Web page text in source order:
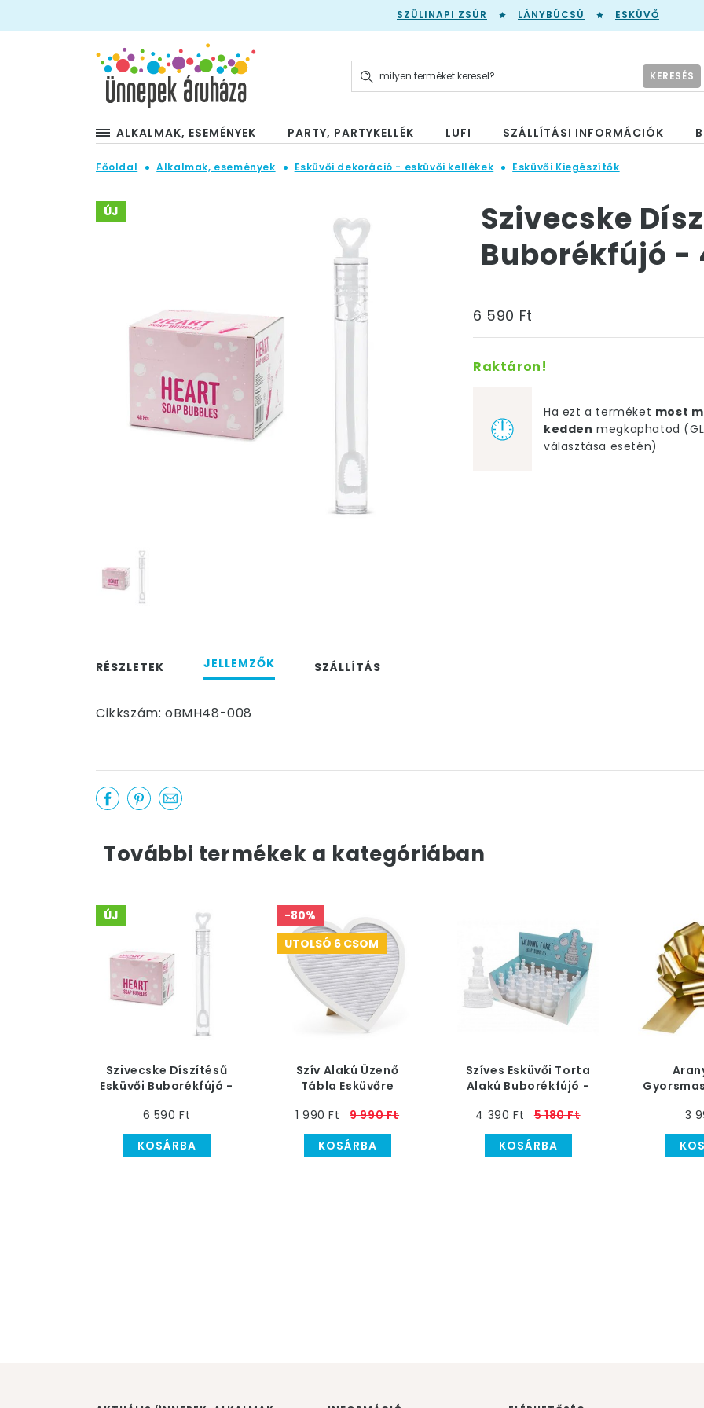
SZÜLINAPI ZSÚR LÁNYBÚCSÚ ESKÜVŐ
KERESÉS
ALKALMAK, ESEMÉNYEK PARTY, PARTYKELLÉK LUFI SZÁLLÍTÁSI INFORMÁCIÓK
Főoldal Alkalmak, események Esküvői dekoráció - esküvői kellékek Esküvői Kiegészítők
ÚJ
Szivecske
Buborékfújó -
6 590 Ft
Raktáron!
Ha ezt a terméket most
kedden megkaphatod
választása esetén)
RÉSZLETEK JELLEMZŐK SZÁLLÍTÁS
Cikkszám: oBMH48-008
További termékek a kategóriában
ÚJ
Szivecske Díszítésű
Esküvői Buborékfújó -
6 590 Ft
KOSÁRBA
-80%
UTOLSÓ 6 CSOM
Szív Alakú Üzenő
Tábla Esküvőre
1 990 Ft
9 990 Ft
KOSÁRBA
Szíves Esküvői Torta
Alakú Buborékfújó -
4 390 Ft
5 180 Ft
KOSÁRBA
3